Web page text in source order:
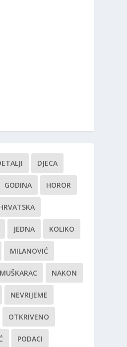
DJECA
GODINA HOROR
JEDNA KOLIKO
MILANOVIĆ
MUŠKARAC NAKON
NEVRIJEME
OTKRIVENO
PODACI